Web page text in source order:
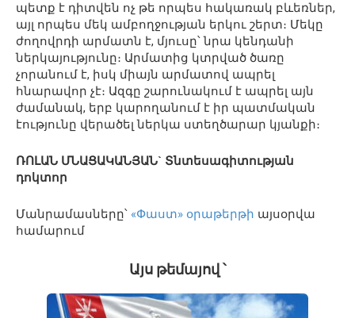
պետք է դիտվեն ոչ թե որպես հակառակ բևեռներ,
այլ որպես մեկ ամբողջության երկու շերտ։ Մեկը
ժողովրդի արմատն է, մյուսը՝ նրա կենդանի
ներկայությունը։ Արմատից կտրված ծառը
չորանում է, իսկ միայն արմատով ապրել
հնարավոր չէ։ Ազգը շարունակում է ապրել այն
ժամանակ, երբ կարողանում է իր պատմական
էությունը վերածել ներկա ստեղծարար կյանքի։
ՌՈԼԱՆ ՄՆԱՑԱԿԱՆՅԱՆ` Տնտեսագիտության
դոկտոր
Մանրամասները՝ «Փաստ» օրաթերթի այսօրվա
համարում
Այս թեմայով ՝